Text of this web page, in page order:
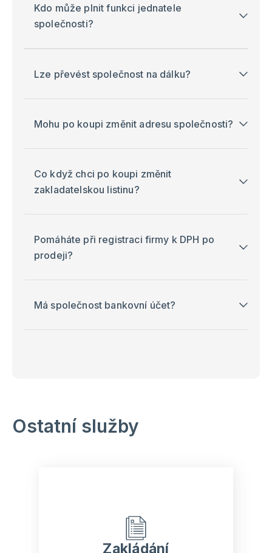
Kdo může plnit funkci jednatele
společnosti?
Lze převést společnost na dálku?
Mohu po koupi změnit adresu společnosti?
Co když chci po koupi změnit
zakladatelskou listinu?
Pomáháte při registraci firmy k DPH po
prodeji?
Má společnost bankovní účet?
Ostatní služby
Zakládání
Zakládání
společností